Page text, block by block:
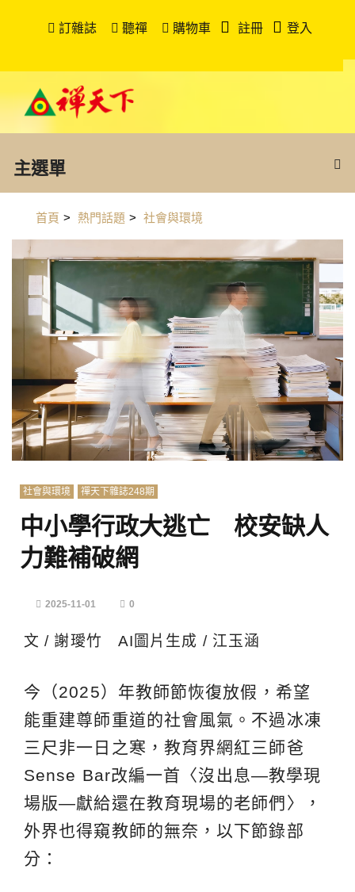
訂雜誌 聽禪 購物車 註冊 登入
主選單
首頁 > 熱門話題 > 社會與環境
社會與環境 禪天下雜誌248期
中小學行政大逃亡 校安缺人
力難補破網
2025-11-01 0
文 / 謝璦竹 AI圖片生成 / 江玉涵
今（2025）年教師節恢復放假，希望
能重建尊師重道的社會風氣。不過冰凍
三尺非一日之寒，教育界網紅三師爸
Sense Bar改編一首〈沒出息—教學現
場版—獻給還在教育現場的老師們〉，
外界也得窺教師的無奈，以下節錄部
分：